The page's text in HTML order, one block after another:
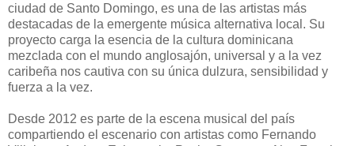
ciudad de Santo Domingo, es una de las artistas más
destacadas de la emergente música alternativa local. Su
proyecto carga la esencia de la cultura dominicana
mezclada con el mundo anglosajón, universal y a la vez
caribeña nos cautiva con su única dulzura, sensibilidad y
fuerza a la vez.
Desde 2012 es parte de la escena musical del país
compartiendo el escenario con artistas como Fernando